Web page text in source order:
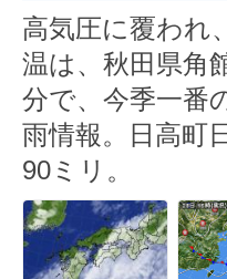
高気圧に覆われ
温は、秋田県角
分で、今季一番
雨情報。日高町
90ミリ。